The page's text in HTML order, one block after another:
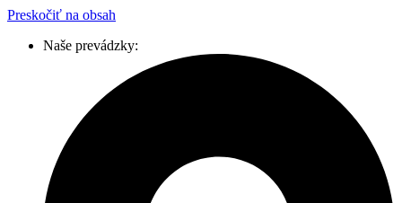
Preskočiť na obsah
Naše prevádzky: